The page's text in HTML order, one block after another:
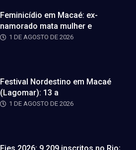
Feminicídio em Macaé: ex-
namorado mata mulher e
1 DE AGOSTO DE 2026
Festival Nordestino em Macaé
(Lagomar): 13 a
1 DE AGOSTO DE 2026